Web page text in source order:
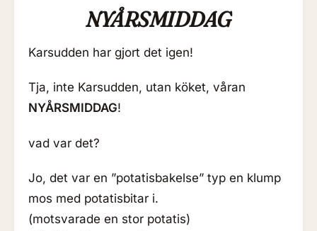
NYÅRSMIDDAG
Karsudden har gjort det igen!
Tja, inte Karsudden, utan köket, våran
NYÅRSMIDDAG!
vad var det?
Jo, det var en ”potatisbakelse” typ en klump
mos med potatisbitar i.
(motsvarade en stor potatis)